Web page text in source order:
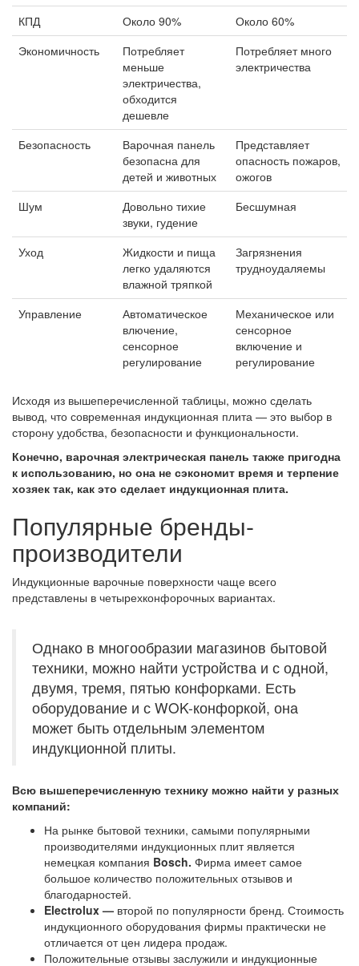
КПД Около 90%
Около 60%
Экономичность
Потребляет
меньше
электричества,
обходится
дешевле
Потребляет много
электричества
Безопасность
Варочная панель
безопасна для
детей и животных
Представляет
опасность пожаров,
ожогов
Шум
Довольно тихие
звуки, гудение
Бесшумная
Уход
Жидкости и пища
легко удаляются
влажной тряпкой
Загрязнения
трудноудаляемы
Управление
Автоматическое
влючение,
сенсорное
регулирование
Механическое или
сенсорное
включение и
регулирование
Исходя из вышеперечисленной таблицы, можно сделать
вывод, что современная индукционная плита — это выбор в
сторону удобства, безопасности и функциональности.
Конечно, варочная электрическая панель также пригодна
к использованию, но она не сэкономит время и терпение
хозяек так, как это сделает индукционная плита.
Популярные бренды-
производители
Индукционные варочные поверхности чаще всего
представлены в четырехконфорочных вариантах.
Однако в многообразии магазинов бытовой
техники, можно найти устройства и с одной,
двумя, тремя, пятью конфорками. Есть
оборудование и с WOK-конфоркой, она
может быть отдельным элементом
индукционной плиты.
Всю вышеперечисленную технику можно найти у разных
компаний:
На рынке бытовой техники, самыми популярными
производителями индукционных плит является
немецкая компания Bosch. Фирма имеет самое
большое количество положительных отзывов и
благодарностей.
Electrolux — второй по популярности бренд. Стоимость
индукционного оборудования фирмы практически не
отличается от цен лидера продаж.
Положительные отзывы заслужили и индукционные